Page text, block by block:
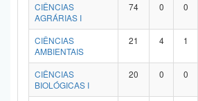
CIÊNCIAS
AGRÁRIAS I
74 0 0
CIÊNCIAS
AMBIENTAIS
21 4 1
CIÊNCIAS
BIOLÓGICAS I
20 0 0